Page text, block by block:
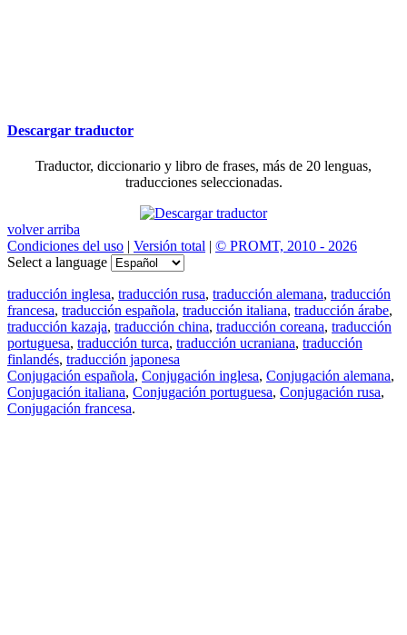
Descargar traductor
Traductor, diccionario y libro de frases, más de 20 lenguas,
traducciones seleccionadas.
volver arriba
Condiciones del uso | Versión total | © PROMT, 2010 - 2026
Select a language
traducción inglesa, traducción rusa, traducción alemana, traducción
francesa, traducción española, traducción italiana, traducción árabe,
traducción kazaja, traducción china, traducción coreana, traducción
portuguesa, traducción turca, traducción ucraniana, traducción
finlandés, traducción japonesa
Conjugación española, Conjugación inglesa, Conjugación alemana,
Conjugación italiana, Conjugación portuguesa, Conjugación rusa,
Conjugación francesa.